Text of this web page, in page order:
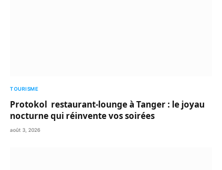
TOURISME
Protokol restaurant-lounge à Tanger : le joyau
nocturne qui réinvente vos soirées
août 3, 2026